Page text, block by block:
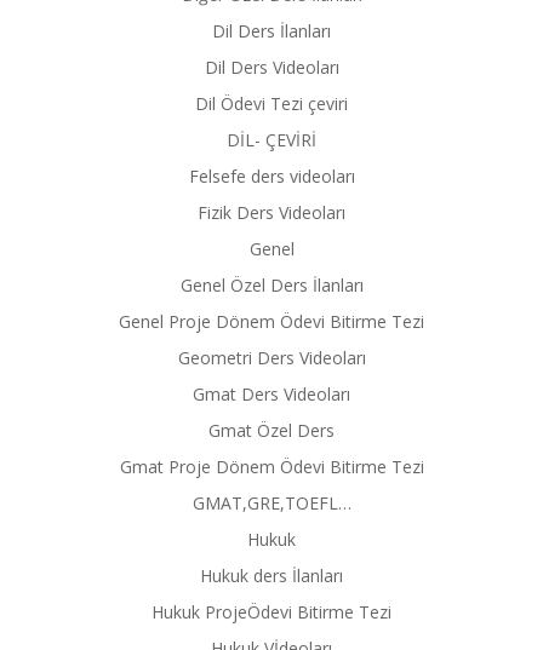
Dil Ders İlanları
Dil Ders Videoları
Dil Ödevi Tezi çeviri
DİL- ÇEVİRİ
Felsefe ders videoları
Fizik Ders Videoları
Genel
Genel Özel Ders İlanları
Genel Proje Dönem Ödevi Bitirme Tezi
Geometri Ders Videoları
Gmat Ders Videoları
Gmat Özel Ders
Gmat Proje Dönem Ödevi Bitirme Tezi
GMAT,GRE,TOEFL…
Hukuk
Hukuk ders İlanları
Hukuk ProjeÖdevi Bitirme Tezi